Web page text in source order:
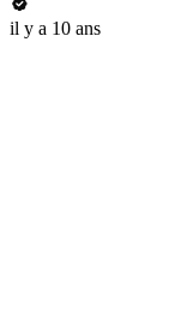
il y a 10 ans